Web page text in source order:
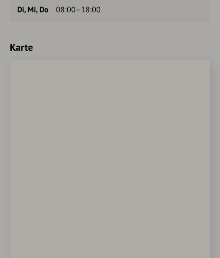
Di, Mi, Do 08:00–18:00
Karte